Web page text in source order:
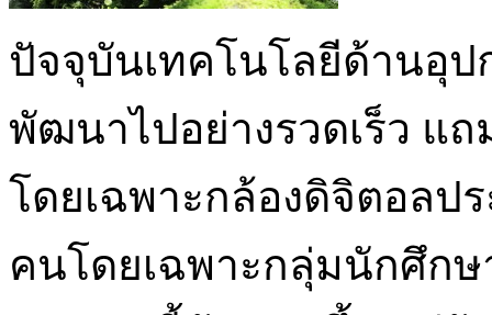
ปัจจุบันเทคโนโลยีด้านอุ
พัฒนาไปอย่างรวดเร็ว แ
โดยเฉพาะกล้องดิจิตอลป
คนโดยเฉพาะกลุ่มนักศึก